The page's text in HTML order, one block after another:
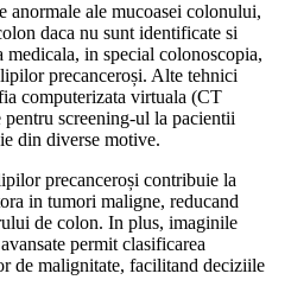
anormale ale mucoasei colonului,
daca nu sunt identificate si
in special colonoscopia,
precanceroși. Alte tehnici
computerizata virtuala (CT
screening-ul la pacientii
din diverse motive.
precanceroși contribuie la
in tumori maligne, reducand
de colon. In plus, imaginile
permit clasificarea
de malignitate, facilitand deciziile